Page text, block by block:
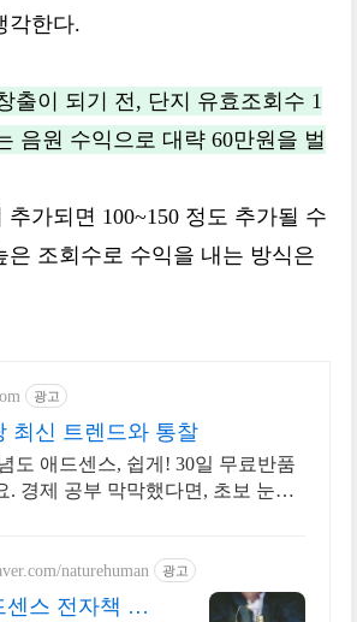
각한다.
출이 되기 전, 단지 유효조회수 1
음원 수익으로 대략 60만원을 벌
가되면 100~150 정도 추가될 수
은 조회수로 수익을 내는 방식은
광고
최신 트렌드와 통찰
도 애드센스, 쉽게! 30일 무료반품
. 경제 공부 막막했다면, 초보 눈높
naturehuman 광고
스 전자책 월